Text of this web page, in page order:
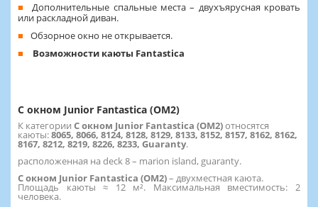
Дополнительные спальные места – двухъярусная кровать
или раскладной диван.
Обзорное окно не открывается.
Возможности каюты Fantastica
C окном Junior Fantastica (OM2)
К категории C окном Junior Fantastica (OM2)относятся
каюты:8065, 8066, 8124, 8128, 8129, 8133, 8152, 8157, 8162, 8162,
8167, 8212, 8219, 8226, 8233, Guaranty.
расположенная на deck 8 – marion island, guaranty.
C окном Junior Fantastica (OM2)– двухместная каюта.
Площадь каюты ≈ 12 м². Максимальная вместимость: 2
человека.